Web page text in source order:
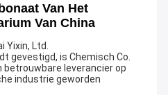
Van Het
Van China
Yixin, Ltd.
gevestigd, is Chemisch Co.
betrouwbare leverancier op
industrie geworden